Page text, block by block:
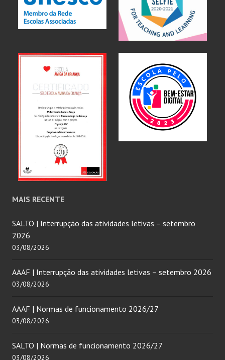
MAIS RECENTE
SALTO | Interrupção das atividades letivas – setembro
2026
03/08/2026
AAAF | Interrupção das atividades letivas – setembro 2026
03/08/2026
AAAF | Normas de funcionamento 2026/27
03/08/2026
SALTO | Normas de funcionamento 2026/27
03/08/2026